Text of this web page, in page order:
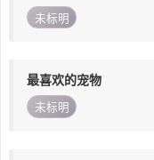
未标明
最喜欢的宠物
未标明